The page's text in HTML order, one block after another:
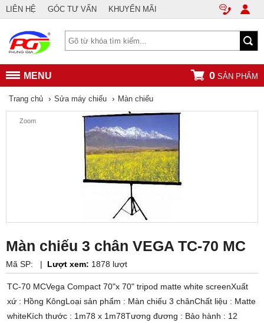
LIÊN HỆ GÓC TƯ VẤN KHUYẾN MÃI
MENU 0 SẢN PHẨM
Trang chủ › Sửa máy chiếu › Màn chiếu
Zoom
Màn chiếu 3 chân VEGA TC-70 MC
Mã SP: | Lượt xem: 1878 lượt
TC-70 MCVega Compact 70"x 70" tripod matte white screenXuất
xứ : Hồng KôngLoại sản phẩm : Màn chiếu 3 chânChất liệu : Matte
whiteKích thước : 1m78 x 1m78Tương đương : Bảo hành : 12